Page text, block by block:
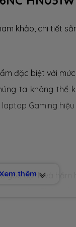
khảo, chi tiết
đặc biệt với
ta không thể
laptop Gaming
góc cạnh và hầm
Xem thêm